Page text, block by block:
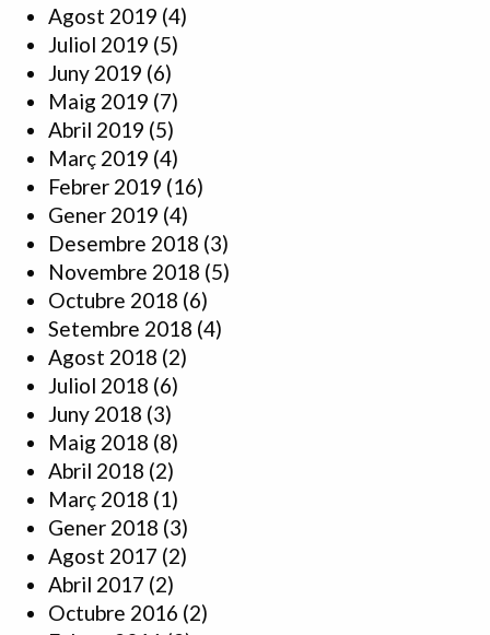
Agost 2019 (4)
Juliol 2019 (5)
Juny 2019 (6)
Maig 2019 (7)
Abril 2019 (5)
Març 2019 (4)
Febrer 2019 (16)
Gener 2019 (4)
Desembre 2018 (3)
Novembre 2018 (5)
Octubre 2018 (6)
Setembre 2018 (4)
Agost 2018 (2)
Juliol 2018 (6)
Juny 2018 (3)
Maig 2018 (8)
Abril 2018 (2)
Març 2018 (1)
Gener 2018 (3)
Agost 2017 (2)
Abril 2017 (2)
Octubre 2016 (2)